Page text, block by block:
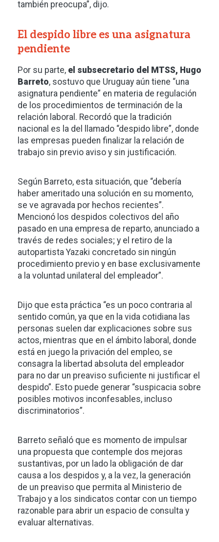
también preocupa”, dijo.
El despido libre es una asignatura
pendiente
Por su parte, el subsecretario del MTSS, Hugo
Barreto, sostuvo que Uruguay aún tiene “una
asignatura pendiente” en materia de regulación
de los procedimientos de terminación de la
relación laboral. Recordó que la tradición
nacional es la del llamado “despido libre”, donde
las empresas pueden finalizar la relación de
trabajo sin previo aviso y sin justificación.
Según Barreto, esta situación, que “debería
haber ameritado una solución en su momento,
se ve agravada por hechos recientes”.
Mencionó los despidos colectivos del año
pasado en una empresa de reparto, anunciado a
través de redes sociales; y el retiro de la
autopartista Yazaki concretado sin ningún
procedimiento previo y en base exclusivamente
a la voluntad unilateral del empleador”.
Dijo que esta práctica “es un poco contraria al
sentido común, ya que en la vida cotidiana las
personas suelen dar explicaciones sobre sus
actos, mientras que en el ámbito laboral, donde
está en juego la privación del empleo, se
consagra la libertad absoluta del empleador
para no dar un preaviso suficiente ni justificar el
despido”. Esto puede generar “suspicacia sobre
posibles motivos inconfesables, incluso
discriminatorios”.
Barreto señaló que es momento de impulsar
una propuesta que contemple dos mejoras
sustantivas, por un lado la obligación de dar
causa a los despidos y, a la vez, la generación
de un preaviso que permita al Ministerio de
Trabajo y a los sindicatos contar con un tiempo
razonable para abrir un espacio de consulta y
evaluar alternativas.